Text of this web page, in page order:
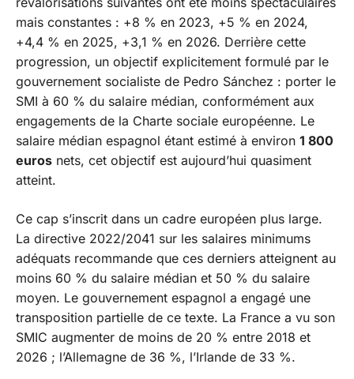
mais constantes : +8 % en 2023, +5 % en 2024,
+4,4 % en 2025, +3,1 % en 2026. Derrière cette
progression, un objectif explicitement formulé par le
gouvernement socialiste de Pedro Sánchez : porter le
SMI à 60 % du salaire médian, conformément aux
engagements de la Charte sociale européenne. Le
salaire médian espagnol étant estimé à environ 1 800
euros nets, cet objectif est aujourd’hui quasiment
atteint.
Ce cap s’inscrit dans un cadre européen plus large.
La directive 2022/2041 sur les salaires minimums
adéquats recommande que ces derniers atteignent au
moins 60 % du salaire médian et 50 % du salaire
moyen. Le gouvernement espagnol a engagé une
transposition partielle de ce texte. La France a vu son
SMIC augmenter de moins de 20 % entre 2018 et
2026 ; l’Allemagne de 36 %, l’Irlande de 33 %.